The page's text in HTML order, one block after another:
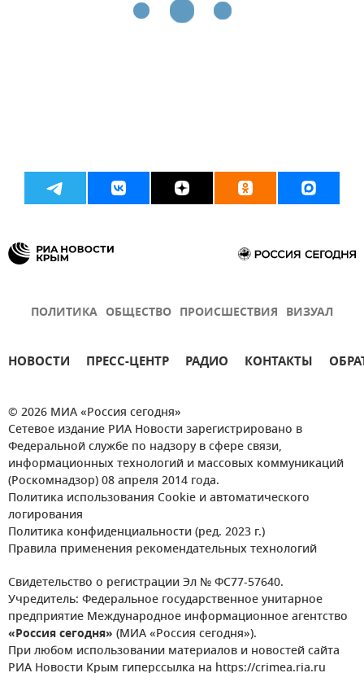
ПОЛИТИКА ОБЩЕСТВО ПРОИСШЕСТВИЯ ВИЗУАЛ
НОВОСТИ ПРЕСС-ЦЕНТР РАДИО КОНТАКТЫ
© 2026 МИА «Россия сегодня»
Сетевое издание РИА Новости зарегистрировано в
Федеральной службе по надзору в сфере связи,
информационных технологий и массовых коммуникаций
(Роскомнадзор) 08 апреля 2014 года.
Политика использования Cookie и автоматического
логирования
Политика конфиденциальности (ред. 2023 г.)
Правила применения рекомендательных технологий
Свидетельство о регистрации Эл № ФС77-57640.
Учредитель: Федеральное государственное унитарное
предприятие Международное информационное агентство
«Россия сегодня» (МИА «Россия сегодня»).
При любом использовании материалов и новостей сайта
РИА Новости Крым гиперссылка на https://crimea.ria.ru